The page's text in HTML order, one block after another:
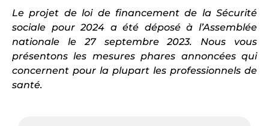
Le projet de loi de financement de la Sécurité
sociale pour 2024 a été déposé à l’Assemblée
nationale le 27 septembre 2023. Nous vous
présentons les mesures phares annoncées qui
concernent pour la plupart les professionnels de
santé.